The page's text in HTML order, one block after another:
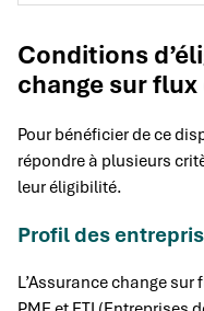
Conditions
change sur
Pour bénéficier de ce
répondre à plusieurs
leur éligibilité.
Profil des
L’Assurance change